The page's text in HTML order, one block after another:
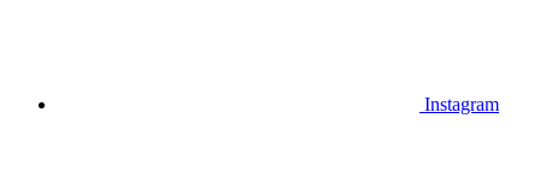
Instagram